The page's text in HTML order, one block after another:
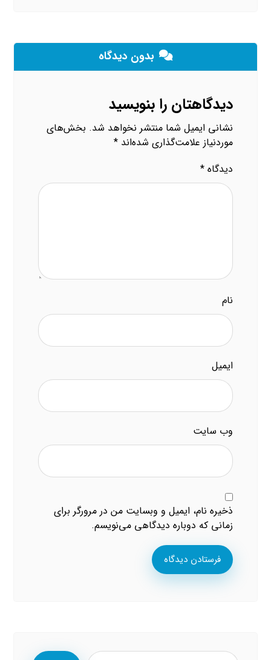
بدون دیدگاه
دیدگاهتان را بنویسید
نشانی ایمیل شما منتشر نخواهد شد. بخش‌های
موردنیاز علامت‌گذاری شده‌اند*
دیدگاه*
نام
ایمیل
وب‌ سایت
ذخیره نام، ایمیل و وبسایت من در مرورگر برای
زمانی که دوباره دیدگاهی می‌نویسم.
فرستادن دیدگاه